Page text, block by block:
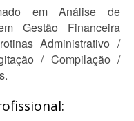
em Análise de
Gestão Financeira
Administrativo /
/ Compilação /